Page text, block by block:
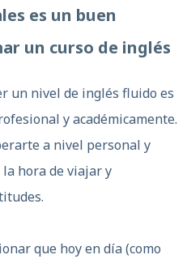
es un buen
un curso de inglés
un nivel de inglés fluido es
y académicamente.
a nivel personal y
hora de viajar y
que hoy en día (como